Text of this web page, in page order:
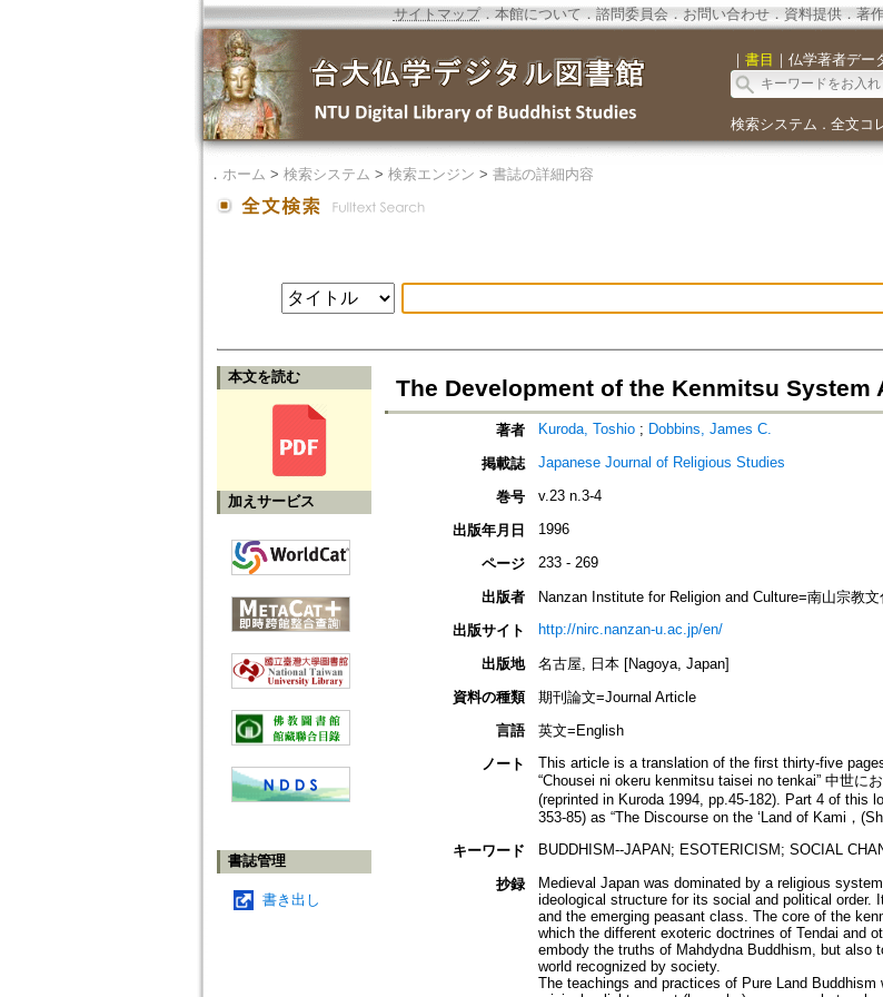
サイトマップ．本館について ． 諮問委員会． お問い合わせ． 資料提供． 著
｜ 書目 ｜ 仏学著者デー
検索システム ． 全文コ
． ホーム > 検索システム > 検索エンジン > 書誌の詳細内容
本文を読む
加えサービス
書誌管理
書き出し
The Development of the Kenmitsu
著者 Kuroda, Toshio; Dobbins, James C.
掲載誌 Japanese Journal of Religious Studies
巻号 v.23 n.3-4
出版年月日 1996
ページ 233 - 269
出版者
Nanzan Institute for Religion and Culture=南山宗教
出版サイト
http://nirc.nanzan-u.ac.jp/en/
出版地
名古屋, 日本 [Nagoya, Japan]
資料の種類
期刊論文=Journal Article
言語
英文=English
ノート
This article is a translation of the first thirty-five
“Chousei ni okeru kenmitsu taisei no tenkai” 中世に
(reprinted in Kuroda 1994, pp.45-182). Part 4 of this
353-85) as “The Discourse on the ‘Land of Kami，
キーワード
BUDDHISM--JAPAN; ESOTERICISM; SOCIAL
抄録
Medieval Japan was dominated by a religious
ideological structure for its social and political
and the emerging peasant class. The core of the
which the different exoteric doctrines of Tendai and
embody the truths of Mahdydna Buddhism, but also
world recognized by society.
The teachings and practices of Pure Land